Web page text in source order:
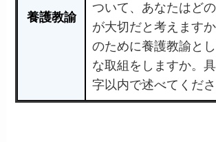
養護教諭
ついて、あなたはど
が大切だと考えます
のために養護教諭と
な取組をしますか。
字以内で述べてくださ